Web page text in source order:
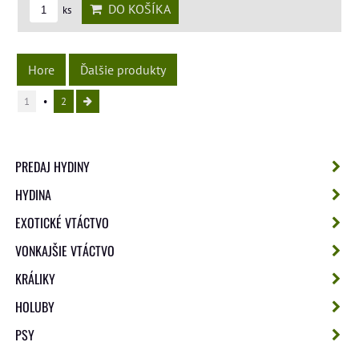
ks DO KOŠÍKA
Hore Ďalšie produkty
1 2
PREDAJ HYDINY
HYDINA
EXOTICKÉ VTÁCTVO
VONKAJŠIE VTÁCTVO
KRÁLIKY
HOLUBY
PSY